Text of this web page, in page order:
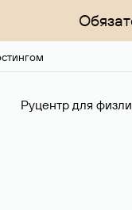
Руцентр для